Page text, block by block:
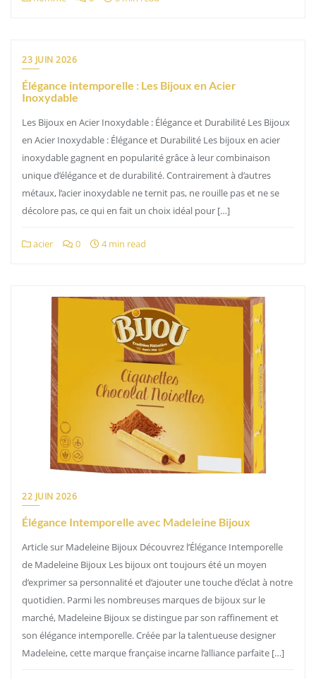
23 JUIN 2026
Élégance intemporelle : Les Bijoux en Acier
Inoxydable
Les Bijoux en Acier Inoxydable : Élégance et Durabilité Les Bijoux
en Acier Inoxydable : Élégance et Durabilité Les bijoux en acier
inoxydable gagnent en popularité grâce à leur combinaison
unique d’élégance et de durabilité. Contrairement à d’autres
métaux, l’acier inoxydable ne ternit pas, ne rouille pas et ne se
décolore pas, ce qui en fait un choix idéal pour […]
acier 0 4 min read
22 JUIN 2026
Élégance Intemporelle avec Madeleine Bijoux
Article sur Madeleine Bijoux Découvrez l’Élégance Intemporelle
de Madeleine Bijoux Les bijoux ont toujours été un moyen
d’exprimer sa personnalité et d’ajouter une touche d’éclat à notre
quotidien. Parmi les nombreuses marques de bijoux sur le
marché, Madeleine Bijoux se distingue par son raffinement et
son élégance intemporelle. Créée par la talentueuse designer
Madeleine, cette marque française incarne l’alliance parfaite […]